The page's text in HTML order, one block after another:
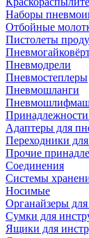
Наборы
Отбойные
Пистолеты
Пневмодрели
Пневмостеплеры
Пневмошланги
Адаптеры для
Переходники
Прочие
Соединения
Системы
Носимые
Органайзеры
Сумки для
Ящики для